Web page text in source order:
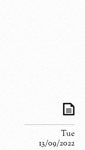
Tue
13/09/2022